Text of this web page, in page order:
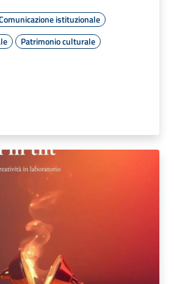
istituzionale
Patrimonio culturale